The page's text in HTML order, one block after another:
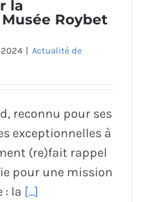
la
Roybet
| Actualité de
reconnu pour ses
exceptionnelles à
(re)fait rappel
pour une mission
: la [...]